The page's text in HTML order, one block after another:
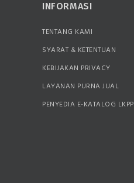
INFORMASI
TENTANG KAMI
SYARAT & KETENTUAN
KEBIJAKAN PRIVACY
LAYANAN PURNA JUAL
PENYEDIA E-KATALOG LKPP